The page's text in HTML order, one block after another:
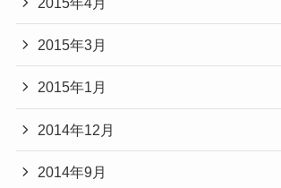
2015年3月
2015年1月
2014年12月
2014年9月